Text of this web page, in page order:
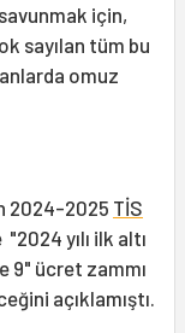
için,
sayılan tüm bu
omuz
2024-2025 TİS
yılı ilk altı
9" ücret zammı
açıklamıştı.